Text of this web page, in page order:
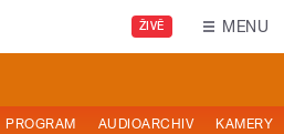
ŽIVĚ MENU
PROGRAM AUDIOARCHIV KAMERY